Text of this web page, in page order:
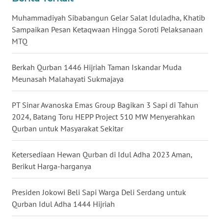
Muhammadiyah Sibabangun Gelar Salat Iduladha, Khatib
Sampaikan Pesan Ketaqwaan Hingga Soroti Pelaksanaan
MTQ
Berkah Qurban 1446 Hijriah Taman Iskandar Muda
Meunasah Malahayati Sukmajaya
PT Sinar Avanoska Emas Group Bagikan 3 Sapi di Tahun
2024, Batang Toru HEPP Project 510 MW Menyerahkan
Qurban untuk Masyarakat Sekitar
Ketersediaan Hewan Qurban di Idul Adha 2023 Aman,
Berikut Harga-harganya
Presiden Jokowi Beli Sapi Warga Deli Serdang untuk
Qurban Idul Adha 1444 Hijriah
BENGKULU
WN
LAMPUNG
WN
JATENG